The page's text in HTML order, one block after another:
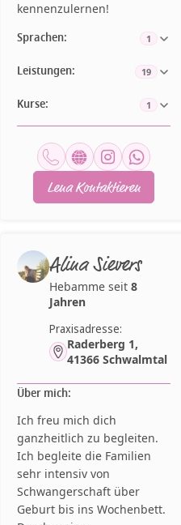
kennenzulernen!
Sprachen: 1
Leistungen: 19
Kurse: 1
Lena Kontaktieren
Alina Sievers
Hebamme seit 8
Jahren
Praxisadresse:
Raderberg 1,
41366 Schwalmtal
Über mich:
Ich freu mich dich
ganzheitlich zu begleiten.
Ich begleite die Familien
sehr intensiv von
Schwangerschaft über
Geburt bis ins Wochenbett.